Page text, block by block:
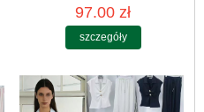
97.00 zł
szczegóły